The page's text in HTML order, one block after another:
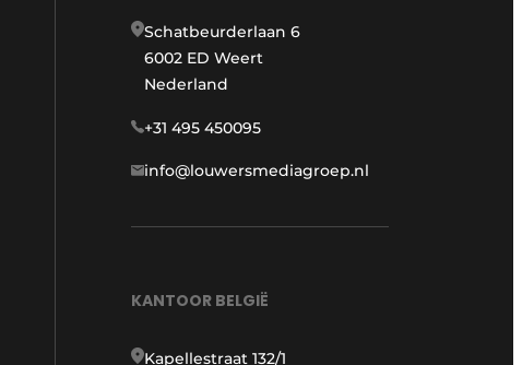
Schatbeurderlaan 6
6002 ED Weert
Nederland
+31 495 450095
info@louwersmediagroep.nl
KANTOOR BELGIË
Kapellestraat 132/1